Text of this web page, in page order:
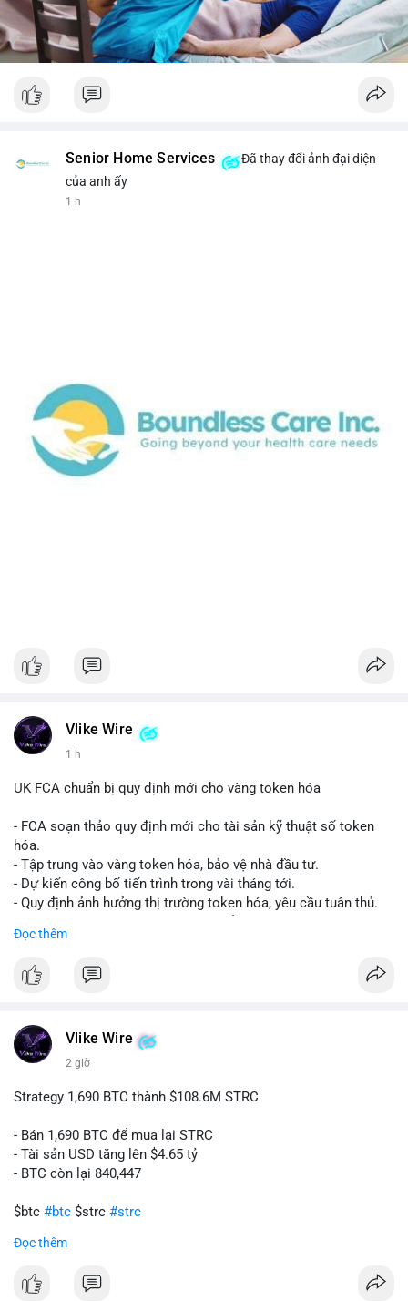
Senior Home Services
Đã thay đổi ảnh đại diện
của anh ấy
1 h
Vlike Wire
1 h
UK FCA chuẩn bị quy định mới cho vàng token hóa
- FCA soạn thảo quy định mới cho tài sản kỹ thuật số token
hóa.
- Tập trung vào vàng token hóa, bảo vệ nhà đầu tư.
- Dự kiến công bố tiến trình trong vài tháng tới.
- Quy định ảnh hưởng thị trường token hóa, yêu cầu tuân thủ.
#binancesquare
#vlikevn #titanbot
Đọc thêm
Vlike Wire
2 giờ
Strategy 1,690 BTC thành $108.6M STRC
- Bán 1,690 BTC để mua lại STRC
- Tài sản USD tăng lên $4.65 tỷ
- BTC còn lại 840,447
$btc #btc $strc #strc
#vlikevn
📰 Nguồn: Cointelegraph
Đọc thêm